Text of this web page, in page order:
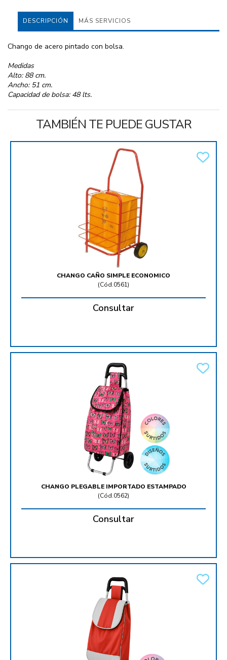
DESCRIPCIÓN MÁS SERVICIOS
Chango de acero pintado con bolsa.
Medidas
Alto: 88 cm.
Ancho: 51 cm.
Capacidad de bolsa: 48 lts.
TAMBIÉN TE PUEDE GUSTAR
CHANGO CAÑO SIMPLE ECONOMICO
(Cód.0561)
Consultar
CHANGO PLEGABLE IMPORTADO ESTAMPADO
(Cód.0562)
Consultar